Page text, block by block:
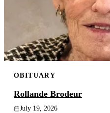
OBITUARY
Rollande Brodeur
July 19, 2026